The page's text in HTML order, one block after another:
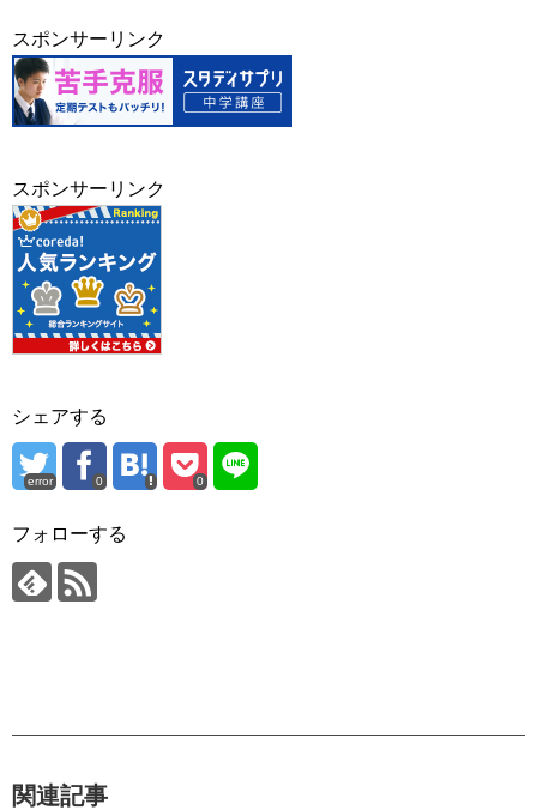
スポンサーリンク
スポンサーリンク
シェアする
error 0 0
フォローする
関連記事